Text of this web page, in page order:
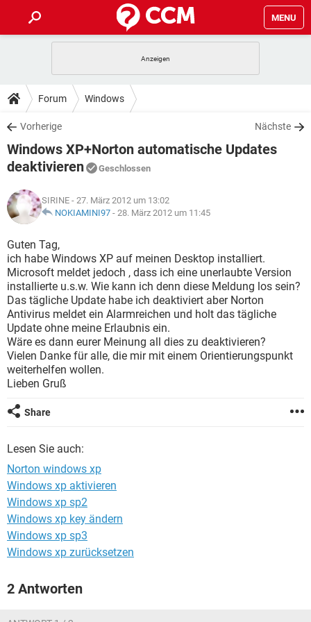
MENU
ANDROID
WINDOWS 10
WHATSAPP TIKTOK
FACEBOOK
TIPPS & TRICKS
SPIELE
WINDOWS 10
FACEBOOK HARDWARE
DOWNLOADS
SPIELE STREAMING
ANDROID
WINDOWS 10 INSTAGRAM
WHATSAPP
FACEBOOK
FORUM
ANDROID IOS
WHATSAPP TIKTOK
FACEBOOK HARDWARE
LEXIKON
SPIELE
ANDROID
WINDOWS 10 INSTAGRAM
WHATSAPP TIKTOK
FACEBOOK HARDWARE
Forum Windows
Vorherige Nächste
Windows XP+Norton automatische Updates
deaktivieren
Geschlossen
SIRINE - 27. März 2012 um 13:02
NOKIAMINI97 - 28. März 2012 um 11:45
Guten Tag,
ich habe Windows XP auf meinen Desktop installiert.
Microsoft meldet jedoch , dass ich eine unerlaubte Version
installierte u.s.w. Wie kann ich denn diese Meldung los sein?
Das tägliche Update habe ich deaktiviert aber Norton
Antivirus meldet ein Alarmreichen und holt das tägliche
Update ohne meine Erlaubnis ein.
Wäre es dann eurer Meinung all dies zu deaktivieren?
Vielen Danke für alle, die mir mit einem Orientierungspunkt
weiterhelfen wollen.
Lieben Gruß
Share
Lesen Sie auch:
Norton windows xp
Windows xp aktivieren
Windows xp sp2
Windows xp key ändern
Windows xp sp3
Windows xp zurücksetzen
2 Antworten